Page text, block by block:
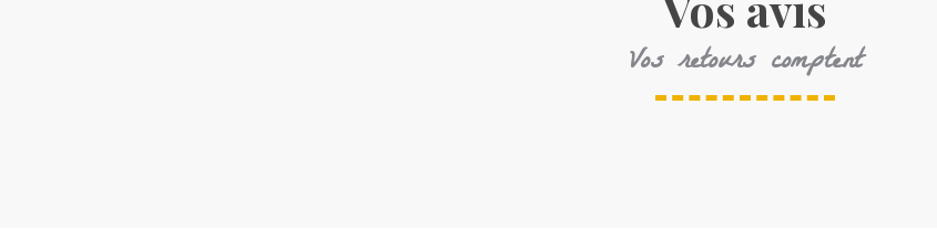
Vos retours comptent